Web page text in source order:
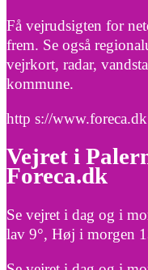
Få vejrudsigten for
frem. Se også
vejrkort, radar,
kommune.
http s://
Vejret i
Foreca.dk
Se vejret i dag og i
lav 9°, Høj i morgen